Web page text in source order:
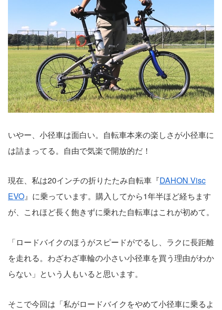
いやー、小径車は面白い。自転車本来の楽しさが小径車に
は詰まってる。自由で気楽で開放的だ！
現在、私は20インチの折りたたみ自転車『DAHON Visc
EVO』に乗っています。購入してから1年半ほど経ちます
が、これほど長く飽きずに乗れた自転車はこれが初めて。
「ロードバイクのほうがスピードがでるし、ラクに長距離
を走れる。わざわざ車輪の小さい小径車を買う理由がわか
らない」という人もいると思います。
そこで今回は「私がロードバイクをやめて小径車に乗るよ